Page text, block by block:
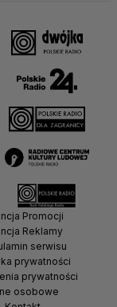
Promocji
Reklamy
serwisu
prywatności
prywatności
osobowe